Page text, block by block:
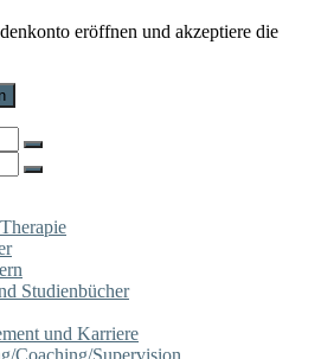
eröffnen und akzeptiere die
Studienbücher
und Karriere
Coaching/Supervision